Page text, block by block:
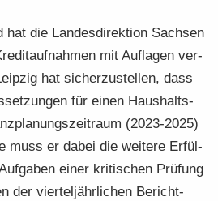
hat die Lan­des­di­rek­ti­on Sach­sen
mit Auf­la­gen ver­
hat si­cher­zu­stel­len, dass
für einen Haus­halts­
(2023-2025)
muss er dabei die wei­te­re Er­fül­
einer kri­ti­schen Prü­fung
der vier­tel­jähr­li­chen Be­richt­